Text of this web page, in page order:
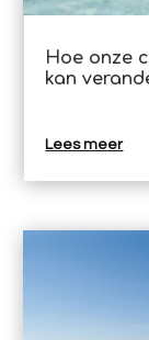
Hoe onze
kan
Lees meer